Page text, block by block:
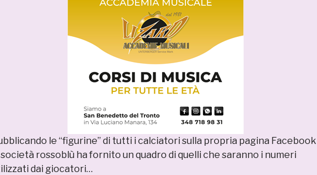
le “figurine” di tutti i calciatori sulla propria pagina Facebook
società rossoblù ha fornito un quadro di quelli che saranno i numeri
dai giocatori…